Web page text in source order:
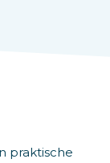
praktische